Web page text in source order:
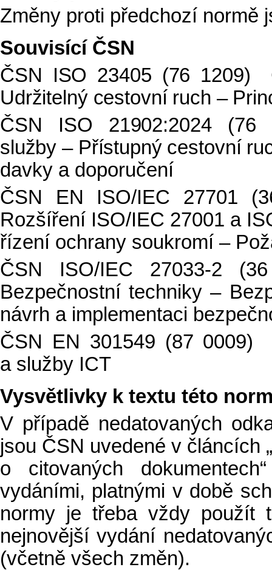
Změny proti předchozí normě
Souvisící ČSN
ČSN ISO 23405 (76 1209)
Udržitelný cestovní ruch –
ČSN ISO 21902:2024
služby – Přístupný cestovní
davky a doporučení
ČSN EN ISO/IEC 27701
Rozšíření ISO/IEC 27001 a
řízení ochrany soukromí –
ČSN ISO/IEC 27033-2
Bezpečnostní techniky –
návrh a implementaci
ČSN EN 301549 (87 0009)
a služby ICT
Vysvětlivky k textu této
V případě nedatovaných
jsou ČSN uvedené v článcích
o citovaných
vydáními, platnými v době
normy je třeba vždy použít
nejnovější vydání
(včetně všech změn).